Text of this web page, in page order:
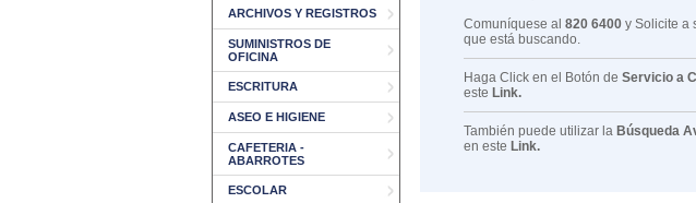
ARCHIVOS Y REGISTROS
SUMINISTROS DE
OFICINA
ESCRITURA
ASEO E HIGIENE
CAFETERIA -
ABARROTES
ESCOLAR
Comuníquese al 820 6400y Solicite a
que está buscando.
Haga Click en el Botón de Servicio a
este Link.
También puede utilizar la Búsqueda
en este Link.